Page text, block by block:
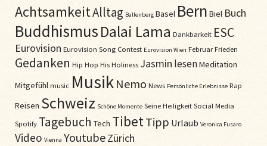
AchtsamkeitAlltag Ballenberg Basel Bern Biel Buch
BuddhismusDalai Lama Dankbarkeit ESC
Eurovision Eurovision Song Contest Eurovision Wien FebruarFrieden
Gedanken Hip Hop His Holiness Jasmin lesenMeditation
Mitgefühlmusic Musik Nemo News Persönliche Erlebnisse Rap
Reisen Schweiz Schöne Momente Seine HeiligkeitSocial Media
Spotify Tagebuch Tech TibetTipp Urlaub Veronica Fusaro
Video Vienna YoutubeZürich